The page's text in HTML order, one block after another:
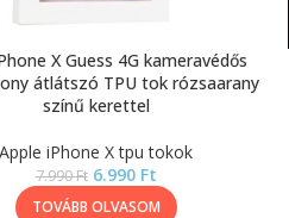
X Guess 4G kameravédős
átlátszó TPU tok rózsaarany
színű kerettel
Apple iPhone X tpu tokok
7.990Ft 6.990 Ft
TOVÁBB OLVASOM